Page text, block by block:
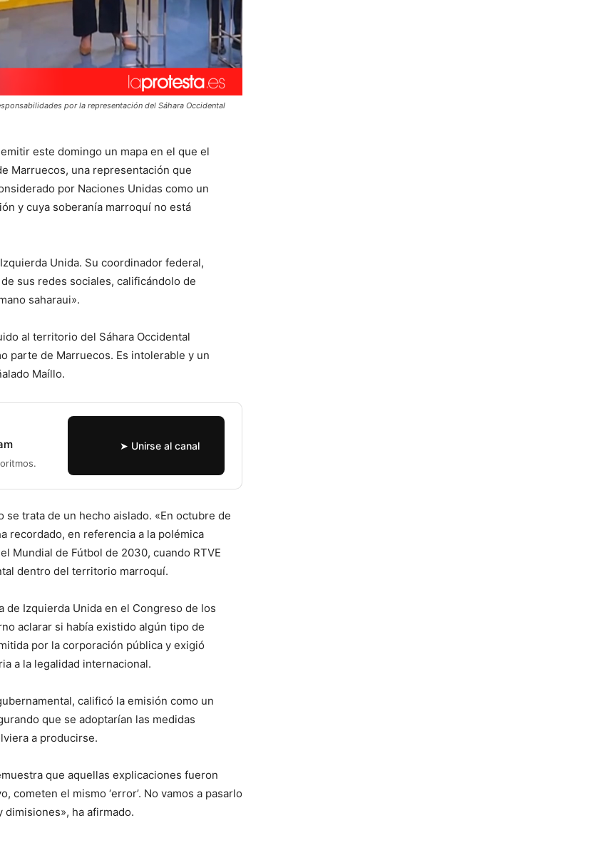
por la representación del Sáhara Occidental
este domingo un mapa en el que el
Marruecos, una representación que
por Naciones Unidas como un
y cuya soberanía marroquí no está
Unida. Su coordinador federal,
sus redes sociales, calificándolo de
saharaui».
al territorio del Sáhara Occidental
parte de Marruecos. Es intolerable y un
Maíllo.
➤ Unirse al canal
trata de un hecho aislado. «En octubre de
recordado, en referencia a la polémica
Mundial de Fútbol de 2030, cuando RTVE
dentro del territorio marroquí.
Izquierda Unida en el Congreso de los
aclarar si había existido algún tipo de
por la corporación pública y exigió
a la legalidad internacional.
calificó la emisión como un
que se adoptarían las medidas
a producirse.
que aquellas explicaciones fueron
cometen el mismo ‘error’. No vamos a pasarlo
ha afirmado.